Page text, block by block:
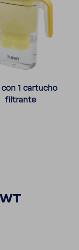
con 1 cartucho
filtrante